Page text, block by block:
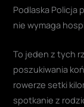
Podlaska Policja
nie wymaga
To jeden z tych
poszukiwania
rowerze setki
spotkanie z